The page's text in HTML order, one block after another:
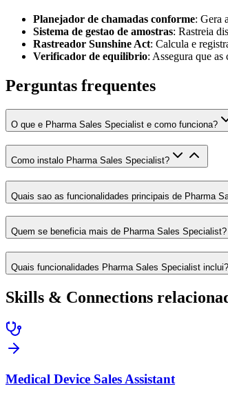
Planejador de chamadas conforme: Gera
Sistema de gestao de amostras: Rastreia
Rastreador Sunshine Act: Calcula e
Verificador de equilibrio: Assegura que
Perguntas frequentes
O que e Pharma Sales Specialist e como funciona?
Como instalo Pharma Sales Specialist?
Quais sao as funcionalidades principais de Pharma
Quem se beneficia mais de Pharma Sales Specialist?
Quais funcionalidades Pharma Sales Specialist inclui?
Skills & Connections
Medical Device Sales Assistant